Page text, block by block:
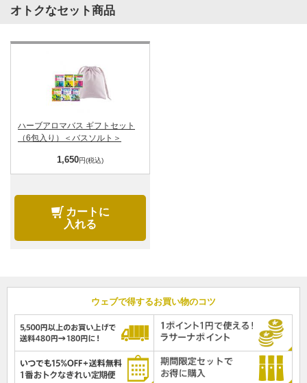
オトクなセット商品
ハーブアロマバス ギフトセット
（6包入り）＜バスソルト＞
1,650円(税込)
カートに
入れる
ウェブで得するお買い物のコツ